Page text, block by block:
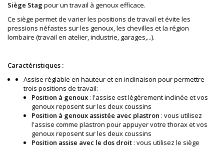
Siège Stagpour un travail à genoux efficace.
Ce siège permet de varier les positions de travail et évite les
pressions néfastes sur les genoux, les chevilles et la région
lombaire (travail en atelier, industrie, garages,...).
Caractéristiques :
Assise réglable en hauteur et en inclinaison pour permettre
trois positions de travail:
Position à genoux : l'assise est légèrement inclinée et vos
genoux reposent sur les deux coussins
Position à genoux assistée avec plastron : vous utilisez
l'assise comme plastron pour appuyer votre thorax et vos
genoux reposent sur les deux coussins
Position assise avec le dos droit : vous utilisez le siège